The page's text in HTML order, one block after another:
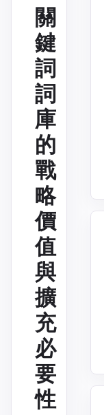
關
鍵
詞
詞
庫
的
戰
略
價
值
與
擴
充
必
要
性